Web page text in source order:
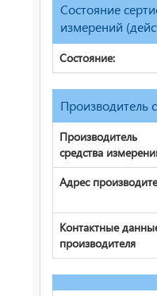
Состояние
измерений
Состояние:
Производитель
Производитель
средства
Адрес
Контактные
производителя